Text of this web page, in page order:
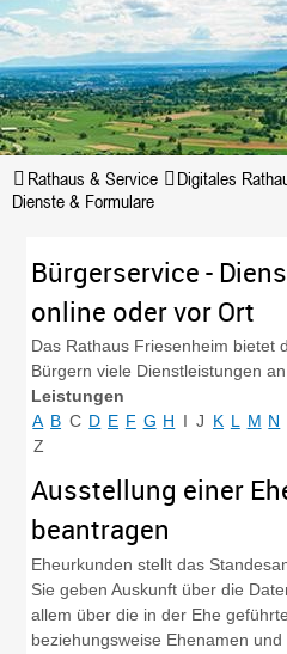
Rathaus & Service Digitales
Dienste & Formulare
Bürgerservice -
online oder vor Ort
Das Rathaus Friesenheim bietet
Bürgern viele Dienstleistungen an.
Leistungen
A B C D E F G H I J K L M N
Z
Ausstellung einer
beantragen
Eheurkunden stellt das
Sie geben Auskunft über die
allem über die in der Ehe
beziehungsweise Ehenamen